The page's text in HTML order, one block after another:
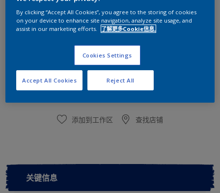
尺寸
5KG
涂刷计算
添加到工作区 查找店铺
关键信息
By clicking “Accept All Cookies”, you agree to the storing of cookies
on your device to enhance site navigation, analyze site usage, and
assist in our marketing efforts.
了解更多Cookie信息.
Cookies Settings
Reject All
Accept All Cookies